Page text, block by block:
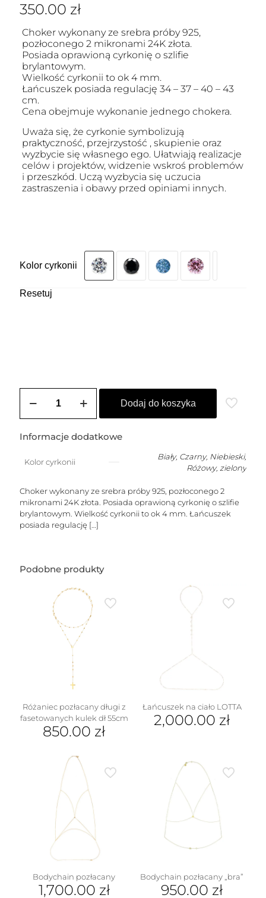
350.00 zł
Choker wykonany ze srebra próby 925,
pozłoconego 2 mikronami 24K złota.
Posiada oprawioną cyrkonię o szlifie
brylantowym.
Wielkość cyrkonii to ok 4 mm.
Łańcuszek posiada regulację 34 – 37 – 40 – 43
cm.
Cena obejmuje wykonanie jednego chokera.
Uważa się, że cyrkonie symbolizują
praktyczność, przejrzystość , skupienie oraz
wyzbycie się własnego ego. Ułatwiają realizacje
celów i projektów, widzenie wskroś problemów
i przeszkód. Uczą wyzbycia się uczucia
zastraszenia i obawy przed opiniami innych.
Kolor cyrkonii
Resetuj
Choker
(4
Dodaj do koszyka
Informacje dodatkowe
Kolor cyrkonii
Biały, Czarny, Niebieski,
Różowy, zielony
Choker wykonany ze srebra próby 925, pozłoconego 2
mikronami 24K złota. Posiada oprawioną cyrkonię o szlifie
brylantowym. Wielkość cyrkonii to ok 4 mm. Łańcuszek
posiada regulację […]
Podobne produkty
Różaniec pozłacany długi z
fasetowanych kulek dł 55cm
850.00 zł
Łańcuszek na ciało LOTTA
2,000.00 zł
Bodychain pozłacany
1,700.00 zł
Bodychain pozłacany „bra”
950.00 zł